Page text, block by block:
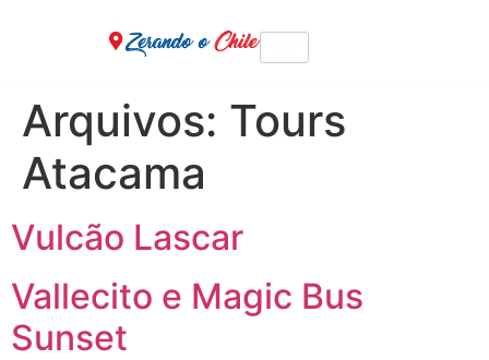
Arquivos: Tours
Atacama
Vulcão Lascar
Vallecito e Magic Bus
Sunset